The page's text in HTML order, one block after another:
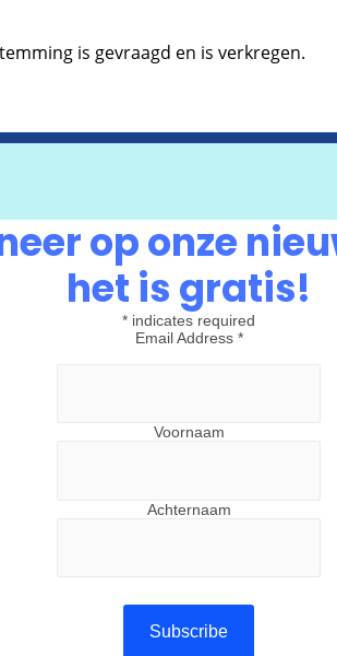
is gevraagd en is verkregen.
op onze
het is gratis!
* indicates required
Email Address *
Voornaam
Achternaam